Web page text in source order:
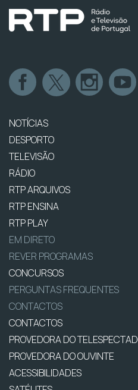
NOTÍCIAS
DESPORTO
TELEVISÃO
RÁDIO
RTP ARQUIVOS
RTP ENSINA
RTP PLAY
EM DIRETO
REVER PROGRAMAS
CONCURSOS
PERGUNTAS FREQUENTES
CONTACTOS
CONTACTOS
PROVEDORA DO
PROVEDORA DO OUVINTE
ACESSIBILIDADES